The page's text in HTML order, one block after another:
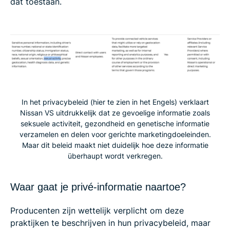
In het privacybeleid (hier te zien in het Engels) verklaart
Nissan VS uitdrukkelijk dat ze gevoelige informatie zoals
seksuele activiteit, gezondheid en genetische informatie
verzamelen en delen voor gerichte marketingdoeleinden.
Maar dit beleid maakt niet duidelijk hoe deze informatie
überhaupt wordt verkregen.
Waar gaat je privé-informatie naartoe?
Producenten zijn wettelijk verplicht om deze
praktijken te beschrijven in hun privacybeleid, maar